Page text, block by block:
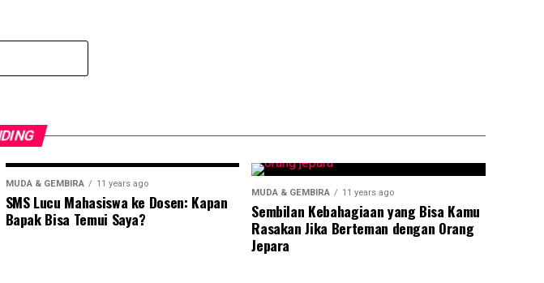
MUDA & GEMBIRA 11 years ago
SMS Lucu Mahasiswa ke Dosen: Kapan
Bapak Bisa Temui Saya?
MUDA & GEMBIRA 11 years ago
Sembilan Kebahagiaan yang Bisa Kamu
Rasakan Jika Berteman dengan Orang
Jepara